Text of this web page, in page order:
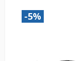
-5%